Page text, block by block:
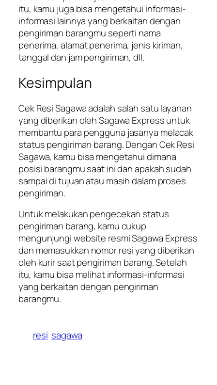
itu, kamu juga bisa mengetahui informasi-
informasi lainnya yang berkaitan dengan
pengiriman barangmu seperti nama
penerima, alamat penerima, jenis kiriman,
tanggal dan jam pengiriman, dll.
Kesimpulan
Cek Resi Sagawa adalah salah satu layanan
yang diberikan oleh Sagawa Express untuk
membantu para pengguna jasanya melacak
status pengiriman barang. Dengan Cek Resi
Sagawa, kamu bisa mengetahui dimana
posisi barangmu saat ini dan apakah sudah
sampai di tujuan atau masih dalam proses
pengiriman.
Untuk melakukan pengecekan status
pengiriman barang, kamu cukup
mengunjungi website resmi Sagawa Express
dan memasukkan nomor resi yang diberikan
oleh kurir saat pengiriman barang. Setelah
itu, kamu bisa melihat informasi-informasi
yang berkaitan dengan pengiriman
barangmu.
resi sagawa